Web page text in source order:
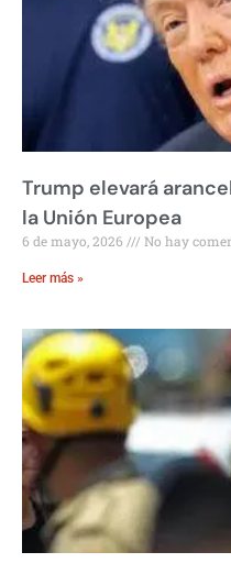
Trump elevará
la Unión Europea
6 de mayo, 2026 No hay
Leer más »